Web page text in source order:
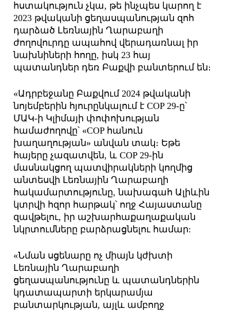
հստակություն չկա, թե ինչպես կարող է
2023 թվականի ցեղասպանության զոհ
դարձած Լեռնային Ղարաբաղի
ժողովուրդը ապահով վերադառնալ իր
նախնիների հողը, իսկ 23 հայ
պատանդներ դեռ Բաքվի բանտերում են։
«Ադրբեջանը Բաքվում 2024 թվականի
նոյեմբերին հյուրընկալում է COP 29-ը՝
ՄԱԿ-ի Կլիմայի փոփոխության
համաժողովը՝ «COP հանուն
խաղաղության» անվան տակ։ Եթե ​​
հայերը չազատվեն, և COP 29-ին
մասնակցող պատվիրակների կողմից
անտեսվի Լեռնային Ղարաբաղի
հակամարտությունը, նախագահ Ալիևին
կտրվի հզոր հարթակ՝ ողջ Հայաստանը
զավթելու, իր աշխարհաքաղաքական
նկրտումները բարձրացնելու համար:
«Նման սցենարը ոչ միայն կժխտի
Լեռնային Ղարաբաղի
ցեղասպանությունը և պատանդներին
կդատապարտի երկարամյա
բանտարկության, այլև ամբողջ